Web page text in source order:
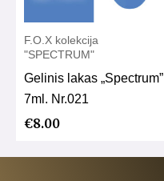
F.O.X kolekcija
"SPECTRUM"
Gelinis lakas „Spectrum”
7ml. Nr.021
€8.00